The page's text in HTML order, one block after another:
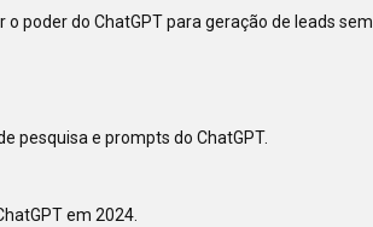
poder do ChatGPT para geração de leads sem
pesquisa e prompts do ChatGPT.
em 2024.